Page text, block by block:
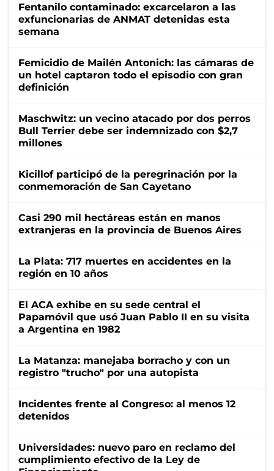
Fentanilo contaminado: excarcelaron a las
exfuncionarias de ANMAT detenidas esta
semana
Femicidio de Mailén Antonich: las cámaras de
un hotel captaron todo el episodio con gran
definición
Maschwitz: un vecino atacado por dos perros
Bull Terrier debe ser indemnizado con $2,7
millones
Kicillof participó de la peregrinación por la
conmemoración de San Cayetano
Casi 290 mil hectáreas están en manos
extranjeras en la provincia de Buenos Aires
La Plata: 717 muertes en accidentes en la
región en 10 años
El ACA exhibe en su sede central el
Papamóvil que usó Juan Pablo II en su visita
a Argentina en 1982
La Matanza: manejaba borracho y con un
registro "trucho" por una autopista
Incidentes frente al Congreso: al menos 12
detenidos
Universidades: nuevo paro en reclamo del
cumplimiento efectivo de la Ley de